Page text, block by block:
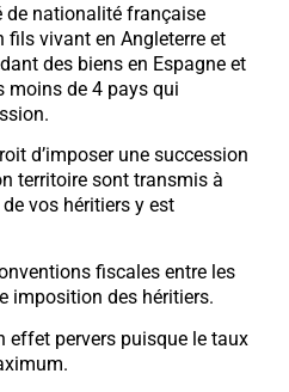
de nationalité française
fils vivant en Angleterre et
des biens en Espagne et
moins de 4 pays qui
d’imposer une succession
territoire sont transmis à
vos héritiers y est
fiscales entre les
imposition des héritiers.
effet pervers puisque le taux